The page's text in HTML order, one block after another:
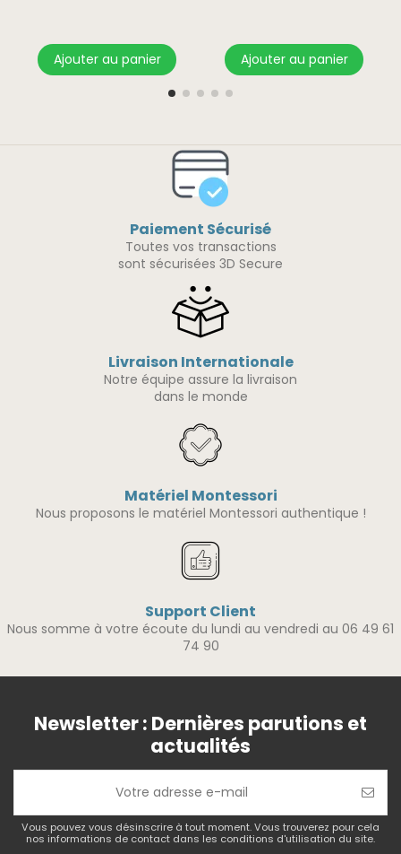
Ajouter au panier Ajouter au panier
Paiement Sécurisé
Toutes vos transactions
sont sécurisées 3D Secure
Livraison Internationale
Notre équipe assure la livraison
dans le monde
Matériel Montessori
Nous proposons le matériel Montessori authentique !
Support Client
Nous somme à votre écoute du lundi au vendredi au 06 49 61
74 90
Newsletter : Dernières parutions et
actualités
Vous pouvez vous désinscrire à tout moment. Vous trouverez pour cela
nos informations de contact dans les conditions d'utilisation du site.